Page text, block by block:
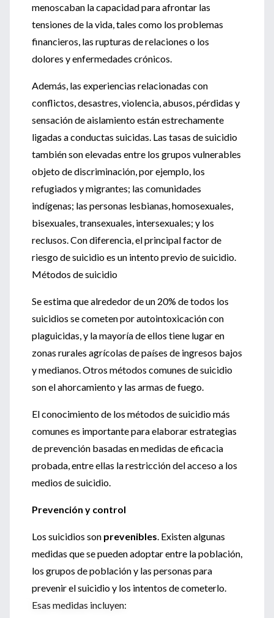
menoscaban la capacidad para afrontar las
tensiones de la vida, tales como los problemas
financieros, las rupturas de relaciones o los
dolores y enfermedades crónicos.
Además, las experiencias relacionadas con
conflictos, desastres, violencia, abusos, pérdidas y
sensación de aislamiento están estrechamente
ligadas a conductas suicidas. Las tasas de suicidio
también son elevadas entre los grupos vulnerables
objeto de discriminación, por ejemplo, los
refugiados y migrantes; las comunidades
indígenas; las personas lesbianas, homosexuales,
bisexuales, transexuales, intersexuales; y los
reclusos. Con diferencia, el principal factor de
riesgo de suicidio es un intento previo de suicidio.
Métodos de suicidio
Se estima que alrededor de un 20% de todos los
suicidios se cometen por autointoxicación con
plaguicidas, y la mayoría de ellos tiene lugar en
zonas rurales agrícolas de países de ingresos bajos
y medianos. Otros métodos comunes de suicidio
son el ahorcamiento y las armas de fuego.
El conocimiento de los métodos de suicidio más
comunes es importante para elaborar estrategias
de prevención basadas en medidas de eficacia
probada, entre ellas la restricción del acceso a los
medios de suicidio.
Prevención y control
Los suicidios son prevenibles . Existen algunas
medidas que se pueden adoptar entre la población,
los grupos de población y las personas para
prevenir el suicidio y los intentos de cometerlo.
Esas medidas incluyen: